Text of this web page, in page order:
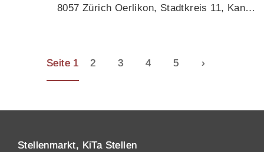
8057 Zürich Oerlikon, Stadtkreis 11, Kanton Zürich
Seite 1 2 3 4 5 ›
Stellenmarkt, KiTa Stellen